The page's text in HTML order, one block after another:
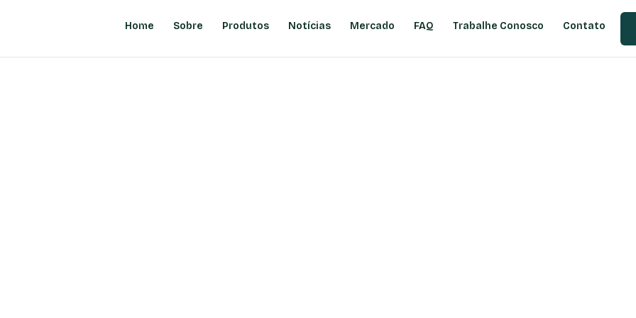
Home Sobre Produtos Notícias Mercado FAQ Trabalhe Conosco Contato